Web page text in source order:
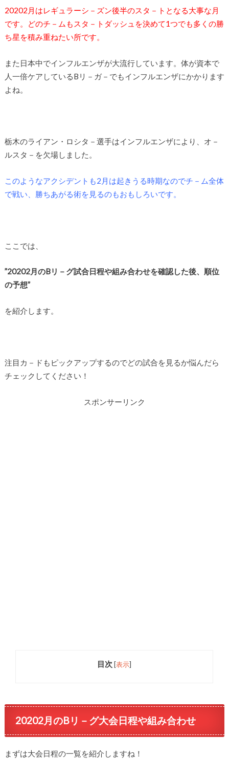
20202月はレギュラーシ－ズン後半のスタ－トとなる大事な月
です。どのチ－ムもスタ－トダッシュを決めて1つでも多くの勝
ち星を積み重ねたい所です。
また日本中でインフルエンザが大流行しています。体が資本で
人一倍ケアしているBリ－ガ－でもインフルエンザにかかります
よね。
栃木のライアン・ロシタ－選手はインフルエンザにより、オ－
ルスタ－を欠場しました。
このようなアクシデントも2月は起きうる時期なのでチ－ム全体
で戦い、勝ちあがる術を見るのもおもしろいです。
ここでは、
”20202月のBリ－グ試合日程や組み合わせを確認した後、順位
の予想”
を紹介します。
注目カ－ドもピックアップするのでどの試合を見るか悩んだら
チェックしてください！
スポンサーリンク
目次 [表示]
20202月のBリ－グ大会日程や組み合わせ
まずは大会日程の一覧を紹介しますね！